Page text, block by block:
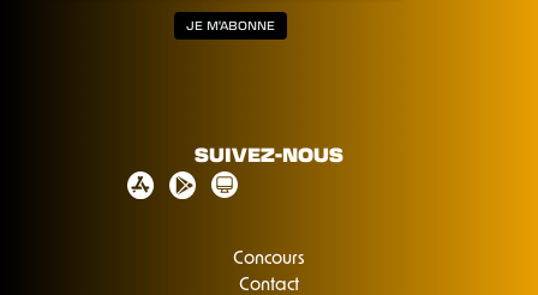
SUIVEZ-NOUS
Concours
Contact